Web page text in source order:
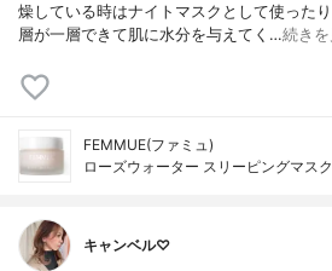
燥している時はナイトマスクとして使った
層が一層できて肌に水分を与えてく…続き
FEMMUE(ファミュ)
ローズウォーター スリーピングマスク
キャンベル♡